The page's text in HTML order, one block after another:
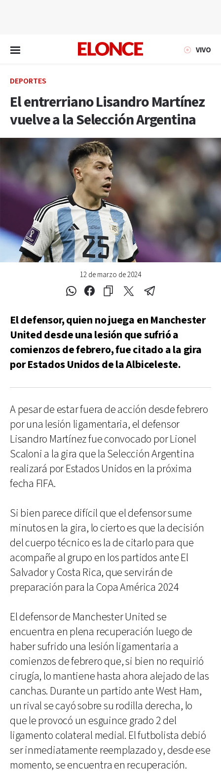
VIVO
DEPORTES
El entrerriano Lisandro Martínez
vuelve a la Selección Argentina
12 de marzo de 2024
El defensor, quien no juega en Manchester
United desde una lesión que sufrió a
comienzos de febrero, fue citado a la gira
por Estados Unidos de la Albiceleste.
A pesar de estar fuera de acción desde febrero
por una lesión ligamentaria, el defensor
Lisandro Martínez fue convocado por Lionel
Scaloni a la gira que la Selección Argentina
realizará por Estados Unidos en la próxima
fecha FIFA.
Si bien parece difícil que el defensor sume
minutos en la gira, lo cierto es que la decisión
del cuerpo técnico es la de citarlo para que
acompañe al grupo en los partidos ante El
Salvador y Costa Rica, que servirán de
preparación para la Copa América 2024
El defensor de Manchester United se
encuentra en plena recuperación luego de
haber sufrido una lesión ligamentaria a
comienzos de febrero que, si bien no requirió
cirugía, lo mantiene hasta ahora alejado de las
canchas. Durante un partido ante West Ham,
un rival se cayó sobre su rodilla derecha, lo
que le provocó un esguince grado 2 del
ligamento colateral medial. El futbolista debió
ser inmediatamente reemplazado y, desde ese
momento, se encuentra en recuperación.